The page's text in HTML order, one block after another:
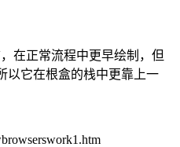
在正常流程中更早绘制，但
以它在根盒的栈中更靠上一